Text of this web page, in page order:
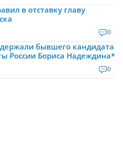
в отставку главу
0
бывшего кандидата
России Бориса Надеждина*
0